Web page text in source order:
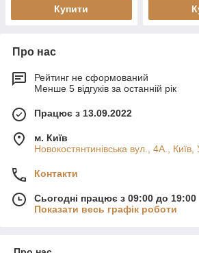
Купити
Про нас
Рейтинг не сформований
Менше 5 відгуків за останній рік
Працює з 13.09.2022
м. Київ
Новокостянтинівська вул., 4А., Київ,
Контакти
Сьогодні працює з 09:00 до 19:00
Показати весь графік роботи